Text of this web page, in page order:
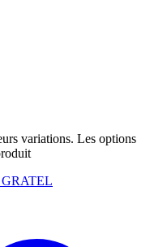
variations. Les options